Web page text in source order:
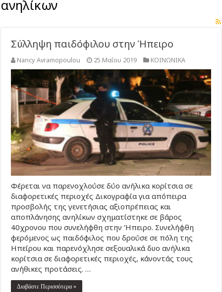
ανηλίκων
Σύλληψη παιδόφιλου στην Ήπειρο
Nancy Avramopoulou 25 Μαΐου 2019 ΚΟΙΝΩΝΙΚΑ
Φέρεται να παρενοχλούσε δύο ανήλικα κορίτσια σε
διαφορετικές περιοχές Δικογραφία για απόπειρα
προσβολής της γενετήσιας αξιοπρέπειας και
αποπλάνησης ανηλίκων σχηματίστηκε σε βάρος
40χρονου που συνελήφθη στην Ήπειρο. Συνελήφθη
φερόμενος ως παιδόφιλος που δρούσε σε πόλη της
Ηπείρου και παρενόχλησε σεξουαλικά δυο ανήλικα
κορίτσια σε διαφορετικές περιοχές, κάνοντάς τους
ανήθικες προτάσεις. …
Διαβάστε Περισσότερα »